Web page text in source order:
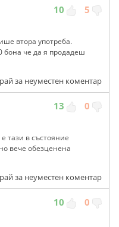
10 5
втора употреба.
бона че да я продадеш
за неуместен коментар
13 0
тази в състояние
вече обезценена
за неуместен коментар
10 0